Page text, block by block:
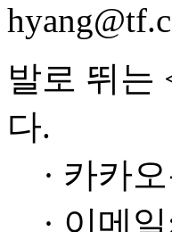
발로 뛰는
다.
· 카카
· 이메